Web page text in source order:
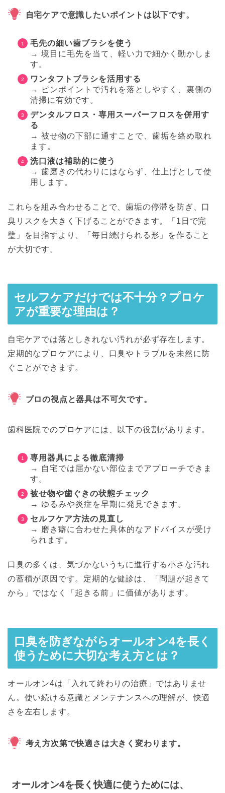
自宅ケアで意識したいポイントは以下です。
毛先の細い歯ブラシを使う
→ 境目に毛先を当て、軽い力で細かく動かしま
す。
ワンタフトブラシを活用する
→ ピンポイントで汚れを落としやすく、裏側の
清掃に有効です。
デンタルフロス・専用スーパーフロスを併用す
る
→ 被せ物の下部に通すことで、歯垢を絡め取れ
ます。
洗口液は補助的に使う
→ 歯磨きの代わりにはならず、仕上げとして使
用します。
これらを組み合わせることで、歯垢の停滞を防ぎ、口
臭リスクを大きく下げることができます。「1日で完
璧」を目指すより、「毎日続けられる形」を作ること
が大切です。
セルフケアだけでは不十分？プロケ
アが重要な理由は？
自宅ケアでは落としきれない汚れが必ず存在します。
定期的なプロケアにより、口臭やトラブルを未然に防
ぐことができます。
プロの視点と器具は不可欠です。
歯科医院でのプロケアには、以下の役割があります。
専用器具による徹底清掃
→ 自宅では届かない部位までアプローチできま
す。
被せ物や歯ぐきの状態チェック
→ ゆるみや炎症を早期に発見できます。
セルフケア方法の見直し
→ 磨き癖に合わせた具体的なアドバイスが受け
られます。
口臭の多くは、気づかないうちに進行する小さな汚れ
の蓄積が原因です。定期的な健診は、「問題が起きて
から」ではなく「起きる前」に価値があります。
口臭を防ぎながらオールオン4を長く
使うために大切な考え方とは？
オールオン4は「入れて終わりの治療」ではありませ
ん。使い続ける意識とメンテナンスへの理解が、快適
さを左右します。
考え方次第で快適さは大きく変わります。
オールオン4を長く快適に使うためには、